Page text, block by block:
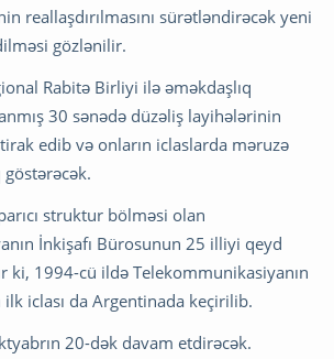
reallaşdırılmasını sürətləndirəcək yeni
gözlənilir.
Rabitə Birliyi ilə əməkdaşlıq
30 sənədə düzəliş layihələrinin
edib və onların iclaslarda məruzə
struktur bölməsi olan
İnkişafı Bürosunun 25 illiyi qeyd
ki, 1994-cü ildə Telekommunikasiyanın
iclası da Argentinada keçirilib.
20-dək davam etdirəcək.